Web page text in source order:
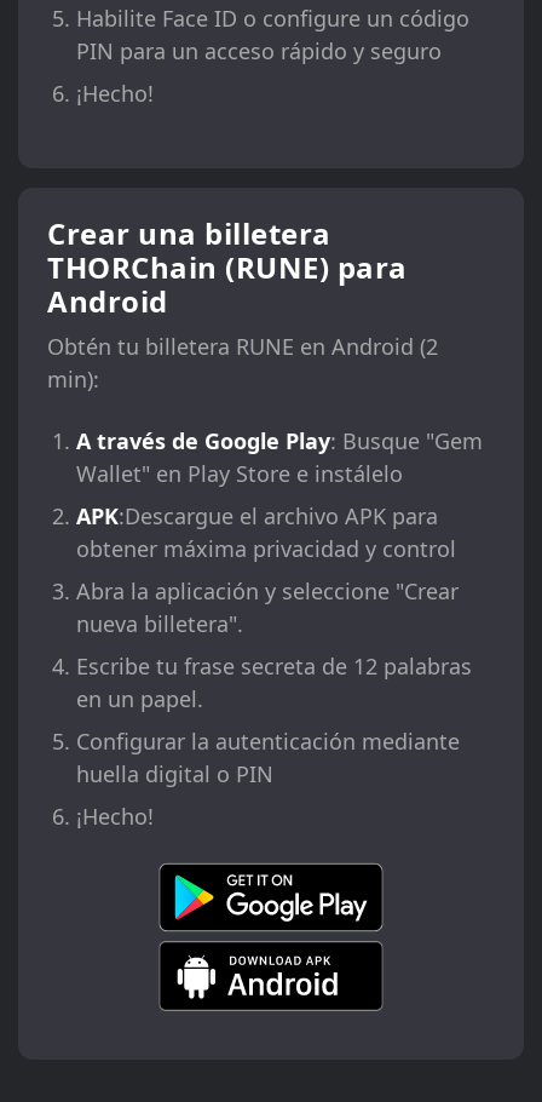
Habilite Face ID o configure un código
PIN para un acceso rápido y seguro
¡Hecho!
Crear una billetera
THORChain (RUNE) para
Android
Obtén tu billetera RUNE en Android (2
min):
A través de Google Play: Busque "Gem
Wallet" en Play Store e instálelo
APK:Descargue el archivo APK para
obtener máxima privacidad y control
Abra la aplicación y seleccione "Crear
nueva billetera".
Escribe tu frase secreta de 12 palabras
en un papel.
Configurar la autenticación mediante
huella digital o PIN
¡Hecho!